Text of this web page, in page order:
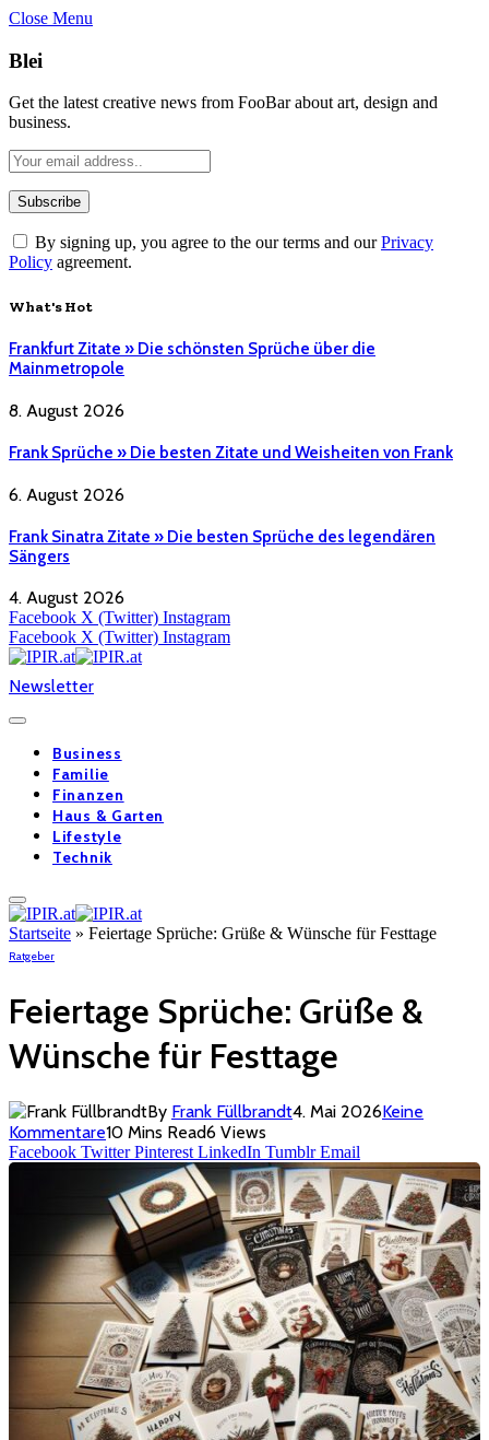
Close Menu
Blei
Get the latest creative news from FooBar about art, design and
business.
By signing up, you agree to the our terms and ourPrivacy
Policy agreement.
What's Hot
Frankfurt Zitate » Die schönsten Sprüche über die
Mainmetropole
8. August 2026
Frank Sprüche » Die besten Zitate und Weisheiten von Frank
6. August 2026
Frank Sinatra Zitate » Die besten Sprüche des legendären
Sängers
4. August 2026
Facebook X (Twitter) Instagram
Facebook X (Twitter) Instagram
Newsletter
Business
Familie
Finanzen
Haus & Garten
Lifestyle
Technik
Startseite » Feiertage Sprüche: Grüße & Wünsche für Festtage
Ratgeber
Feiertage Sprüche: Grüße &
Wünsche für Festtage
By Frank Füllbrandt4. Mai 2026Keine
Kommentare10 Mins Read6 Views
Facebook Twitter Pinterest LinkedIn Tumblr Email